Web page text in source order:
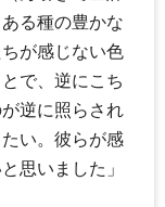
る種の豊かな
が感じない色
で、逆にこち
逆に照らされ
い。彼らが感
思いました」